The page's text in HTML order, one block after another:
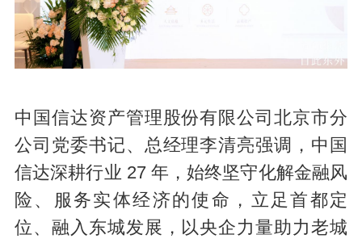
中国信达资产管理股份有限公司北京市分
公司党委书记、总经理李清亮强调，中国
信达深耕行业 27 年，始终坚守化解金融风
险、服务实体经济的使命，立足首都定
位、融入东城发展，以央企力量助力老城